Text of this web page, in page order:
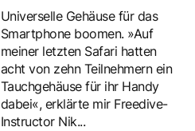
Universelle Gehäuse für das
Smartphone boomen. »Auf
meiner letzten Safari hatten
acht von zehn Teilnehmern ein
Tauchgehäuse für ihr Handy
dabei«, erklärte mir Freedive-
Instructor Nik...